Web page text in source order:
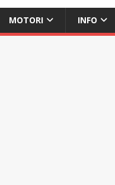
MOTORI INFO